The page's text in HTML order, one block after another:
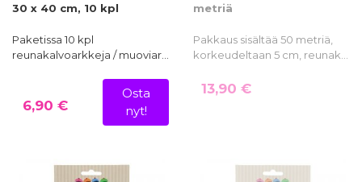
30 x 40 cm, 10 kpl
Paketissa 10 kpl
reunakalvoarkkeja / muoviar…
6,90 €
Osta
nyt!
metriä
Pakkaus sisältää 50 metriä,
korkeudeltaan 5 cm, reunak…
13,90 €